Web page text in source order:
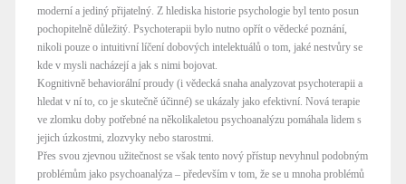
moderní a jediný přijatelný. Z hlediska historie psychologie byl tento posun
pochopitelně důležitý. Psychoterapii bylo nutno opřít o vědecké poznání,
nikoli pouze o intuitivní líčení dobových intelektuálů o tom, jaké nestvůry se
kde v mysli nacházejí a jak s nimi bojovat.
Kognitivně behaviorální proudy (i vědecká snaha analyzovat psychoterapii a
hledat v ní to, co je skutečně účinné) se ukázaly jako efektivní. Nová terapie
ve zlomku doby potřebné na několikaletou psychoanalýzu pomáhala lidem s
jejich úzkostmi, zlozvyky nebo starostmi.
Přes svou zjevnou užitečnost se však tento nový přístup nevyhnul podobným
problémům jako psychoanalýza – především v tom, že se u mnoha problémů